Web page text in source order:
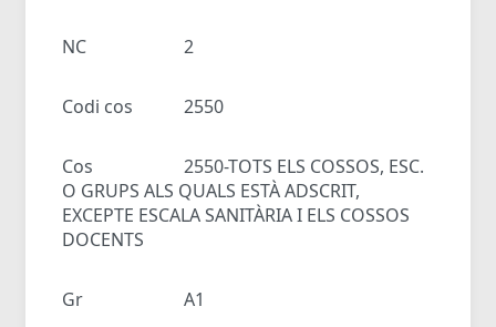
NC 2
Codi cos 2550
Cos
2550-TOTS ELS COSSOS, ESC.
O GRUPS ALS QUALS ESTÀ ADSCRIT,
EXCEPTE ESCALA SANITÀRIA I ELS COSSOS
DOCENTS
Gr A1